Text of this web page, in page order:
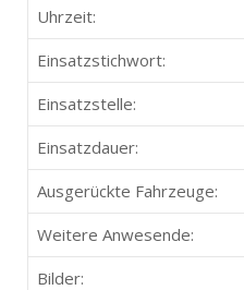
Uhrzeit:
Einsatzstichwort:
Einsatzstelle:
Einsatzdauer:
Ausgerückte Fahrzeuge:
Weitere Anwesende:
Bilder: